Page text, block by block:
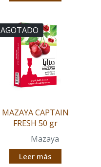
AGOTADO
MAZAYA CAPTAIN
FRESH 50 gr
Mazaya
Leer más